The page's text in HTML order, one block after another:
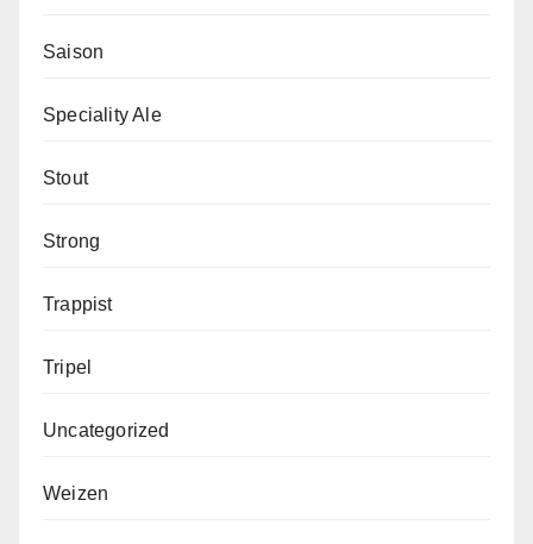
Saison
Speciality Ale
Stout
Strong
Trappist
Tripel
Uncategorized
Weizen